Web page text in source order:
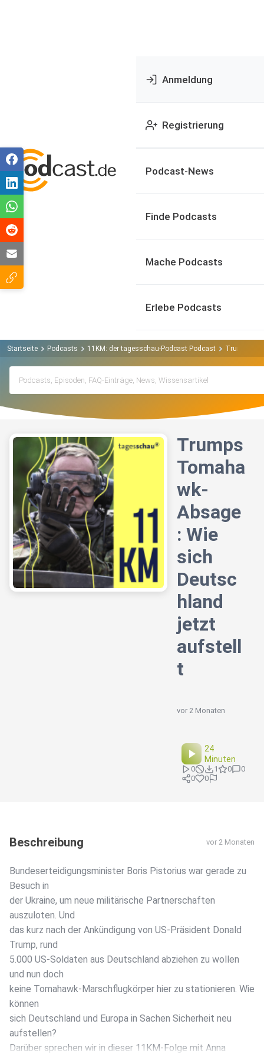
Anmeldung
Registrierung
Podcast-News
Finde Podcasts
Mache Podcasts
Erlebe Podcasts
Startseite Podcasts 11KM: der tagesschau-Podcast Podcast Trumps
Trumps
Tomaha
wk-
Absage
: Wie
sich
Deutsc
hland
jetzt
aufstell
t
vor 2 Monaten
24
Minuten
0 1 0
0
0
0
Beschreibung vor 2 Monaten
Bundeserteidigungsminister Boris Pistorius war gerade zu
Besuch in
der Ukraine, um neue militärische Partnerschaften
auszuloten. Und
das kurz nach der Ankündigung von US-Präsident Donald
Trump, rund
5.000 US-Soldaten aus Deutschland abziehen zu wollen
und nun doch
keine Tomahawk-Marschflugkörper hier zu stationieren. Wie
können
sich Deutschland und Europa in Sachen Sicherheit neu
aufstellen?
Darüber sprechen wir in dieser 11KM-Folge mit Anna